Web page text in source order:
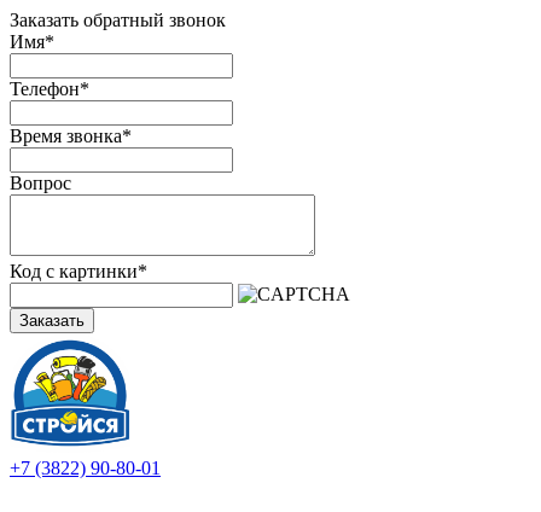
Заказать обратный звонок
Имя*
Телефон*
Время звонка*
Вопрос
Код с картинки*
Заказать
+7 (3822) 90-80-01